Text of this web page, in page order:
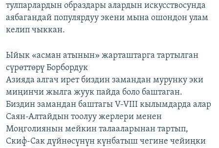
тулпарлардын образдары алардын искусствосунда
аябагандай популярдуу экени мына ошондон улам
келип чыккан.
Ыйык «асман атынын» жарташтарга тартылган
сүрөттөрү Борбордук
Азияда алгач ирет биздин замандан мурунку эки
миңинчи жылга жуук пайда боло баштаган.
Биздин замандан баштагы V-VIII кылымдарда алар
Саян-Алтайдын тоолуу жерлери менен
Моңголиянын мейкин талааларынан тартып,
Скиф-Сак дүйнөсүнүн күнбатыш чегине чейиңки